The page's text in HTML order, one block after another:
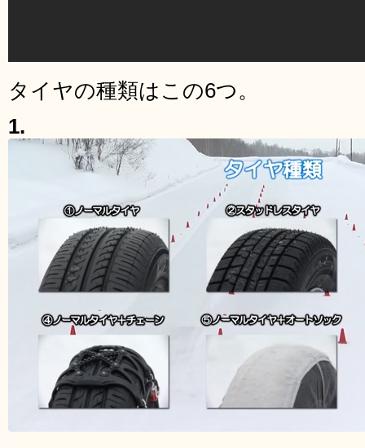
タイヤの種類はこの6つ。
1.